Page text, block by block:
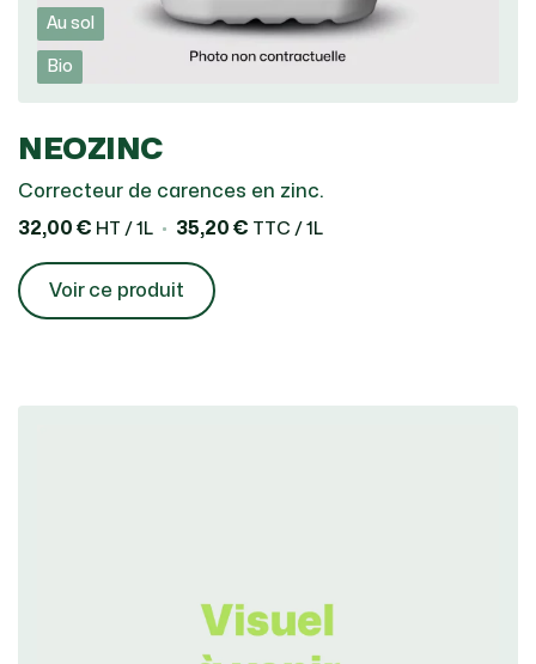
Au sol
Bio
NEOZINC
Correcteur de carences en zinc.
32,00 € HT / 1L 35,20 € TTC / 1L
Voir ce produit